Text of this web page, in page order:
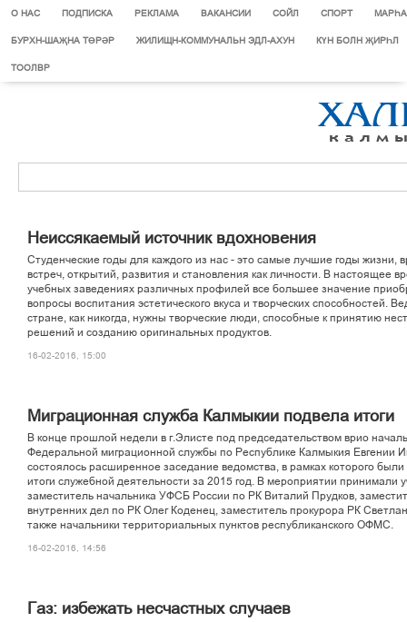
О НАС ПОДПИСКА РЕКЛАМА ВАКАНСИИ СОЙЛ СПОРТ
БУРХН-ШАҖНА ТӨРӘР ЖИЛИЩН-КОММУНАЛЬН ЭДЛ-АХУН КҮН БОЛН ҖИРҺЛ
ТООЛВР
Неиссякаемый источник вдохновения
Студенческие годы для каждого из нас - это самые лучшие годы жизни,
встреч, открытий, развития и становления как личности. В настоящее
учебных заведениях различных профилей все большее значение
вопросы воспитания эстетического вкуса и творческих способностей.
стране, как никогда, нужны творческие люди, способные к принятию
решений и созданию оригинальных продуктов.
16-02-2016, 15:00
Миграционная служба Калмыкии подвела итоги
В конце прошлой недели в г.Элисте под председательством врио
Федеральной миграционной службы по Республике Калмыкия Евгении
состоялось расширенное заседание ведомства, в рамках которого
итоги служебной деятельности за 2015 год. В мероприятии принимали
заместитель начальника УФСБ России по РК Виталий Прудков,
внутренних дел по РК Олег Коденец, заместитель прокурора РК
также начальники территориальных пунктов республиканского ОФМС.
16-02-2016, 14:56
Газ: избежать несчастных случаев